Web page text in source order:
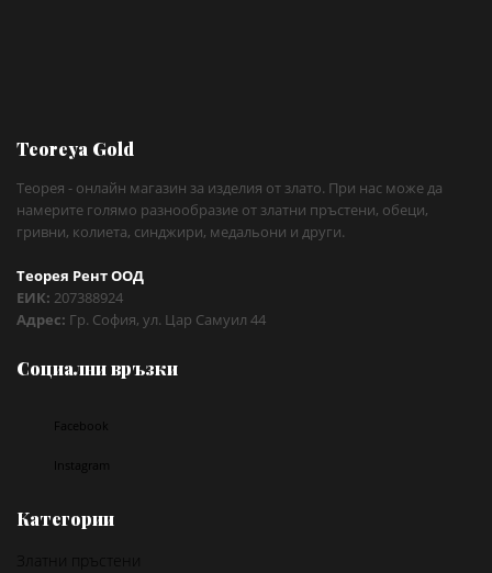
Teoreya Gold
Теорея - онлайн магазин за изделия от злато. При нас може да
намерите голямо разнообразие от златни пръстени, обеци,
гривни, колиета, синджири, медальони и други.
Теорея Рент ООД
ЕИК: 207388924
Адрес: Гр. София, ул. Цар Самуил 44
Социални връзки
Facebook
Instagram
Категории
Златни пръстени